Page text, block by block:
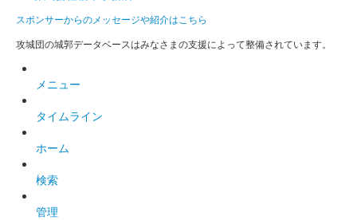
安中城 御城印
安中城 御城印
販売終了
2025年6月7、8日に開催された群馬戦国御城印サミット2025に
て販売された御城印。
スポンサーからのメッセージや紹介はこちら
攻城団の城郭データベースはみなさまの支援によって整備されています。
メニュー
タイムライン
ホーム
検索
管理